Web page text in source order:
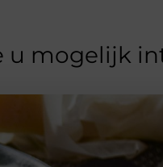
u mogelijk